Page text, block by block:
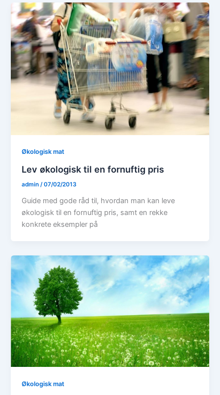
Økologisk mat
Lev økologisk til en fornuftig pris
admin/07/02/2013
Guide med gode råd til, hvordan man kan leve
økologisk til en fornuftig pris, samt en rekke
konkrete eksempler på
Økologisk mat